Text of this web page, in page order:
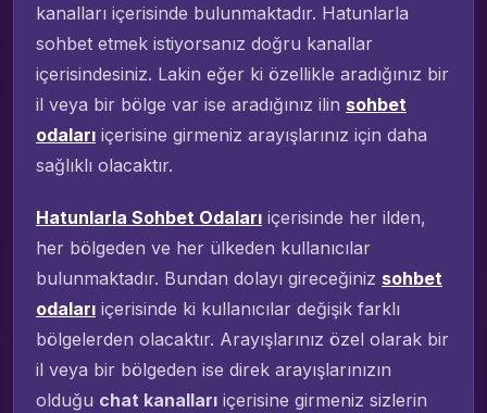
kanalları içerisinde bulunmaktadır. Hatunlarla
sohbet etmek istiyorsanız doğru kanallar
içerisindesiniz. Lakin eğer ki özellikle aradığınız bir
il veya bir bölge var ise aradığınız ilin sohbet
odaları içerisine girmeniz arayışlarınız için daha
sağlıklı olacaktır.
Hatunlarla Sohbet Odaları içerisinde her ilden,
her bölgeden ve her ülkeden kullanıcılar
bulunmaktadır. Bundan dolayı gireceğiniz sohbet
odaları içerisinde ki kullanıcılar değişik farklı
bölgelerden olacaktır. Arayışlarınız özel olarak bir
il veya bir bölgeden ise direk arayışlarınızın
olduğu chat kanalları içerisine girmeniz sizlerin